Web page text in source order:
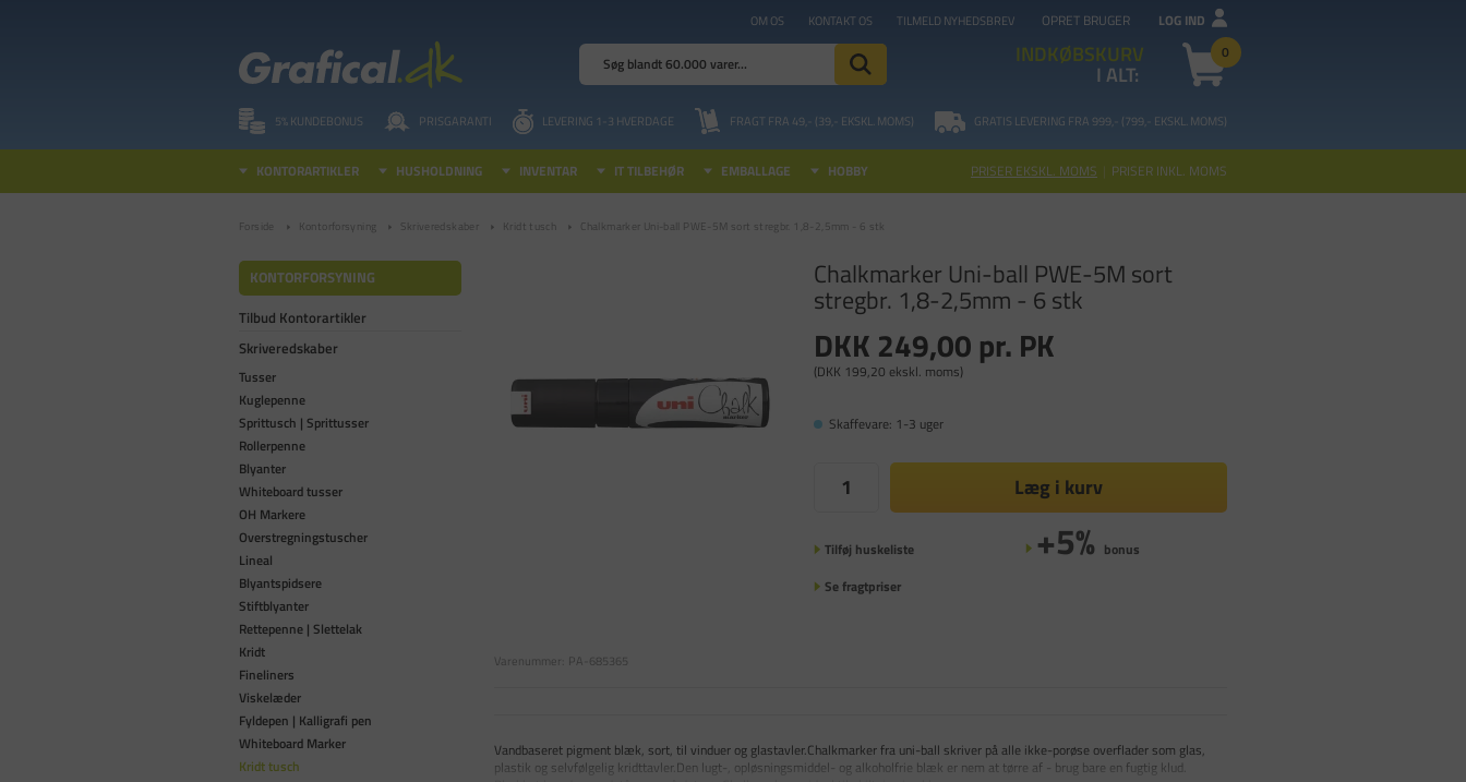
OM OS KONTAKT OS TILMELD NYHEDSBREV OPRET BRUGER LOG IND
INDKØBSKURV 0
I ALT:
5% KUNDEBONUS PRISGARANTI LEVERING 1-3 HVERDAGE FRAGT FRA 49,- (39,- EKSKL. MOMS) GRATIS LEVERING FRA 999,- (799,- EKSKL. MOMS)
KONTORARTIKLER HUSHOLDNING INVENTAR IT TILBEHØR EMBALLAGE HOBBY PRISER EKSKL. MOMS | PRISER INKL. MOMS
Forside Kontorforsyning Skriveredskaber Kridt tusch Chalkmarker Uni-ball PWE-5M sort stregbr. 1,8-2,5mm - 6 stk
KONTORFORSYNING
Tilbud Kontorartikler
Skriveredskaber
Tusser
Kuglepenne
Sprittusch | Sprittusser
Rollerpenne
Blyanter
Whiteboard tusser
OH Markere
Overstregningstuscher
Lineal
Blyantspidsere
Stiftblyanter
Rettepenne | Slettelak
Kridt
Fineliners
Viskelæder
Fyldepen | Kalligrafi pen
Whiteboard Marker
Kridt tusch
Chalkmarker Uni-ball PWE-5M sort
stregbr. 1,8-2,5mm - 6 stk
DKK 249,00 pr. PK
(DKK 199,20 ekskl. moms)
Skaffevare: 1-3 uger
Læg i kurv
Tilføj huskeliste +5% bonus
Se fragtpriser
Varenummer: PA-685365
Vandbaseret pigment blæk, sort, til vinduer og glastavler.Chalkmarker fra uni-ball skriver på alle ikke-porøse overflader som glas,
plastik og selvfølgelig kridttavler.Den lugt-, opløsningsmiddel- og alkoholfrie blæk er nem at tørre af - brug bare en fugtig klud.